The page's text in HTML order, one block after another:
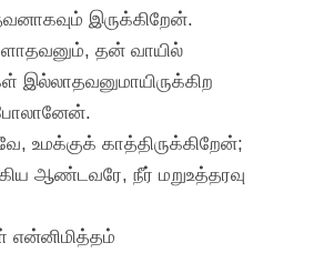
இருக்கிறேன்.
தன் வாயில்
இல்லாதவனுமாயிருக்கிற
உமக்குக் காத்திருக்கிறேன்;
ஆண்டவரே, நீர் மறுஉத்தரவு
என்னிமித்தம்